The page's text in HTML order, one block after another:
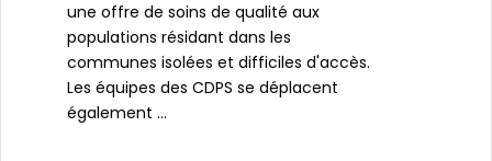
une offre de soins de qualité aux
populations résidant dans les
communes isolées et difficiles d'accès.
Les équipes des CDPS se déplacent
également ...